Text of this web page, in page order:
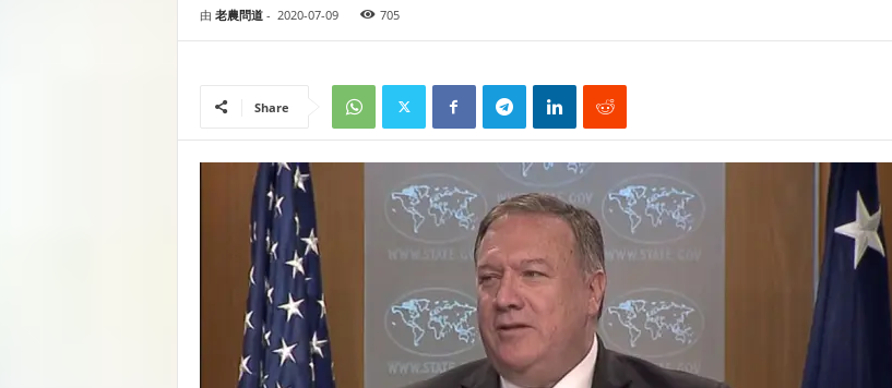
由 老農問道- 2020-07-09 705
Share